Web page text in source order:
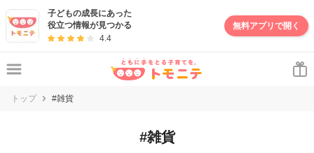
子どもの成長にあった
役立つ情報が見つかる
4.4
無料アプリで開く
トップ #雑貨
#雑貨